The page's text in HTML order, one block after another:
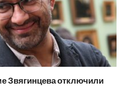
Звягинцева отключили